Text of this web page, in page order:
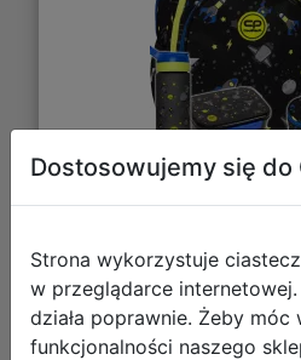
DO
Galeria
Dostosowujemy się do
Strona wykorzystuje
w przeglądarce
działa poprawnie. Żeby móc
funkcjonalności naszego